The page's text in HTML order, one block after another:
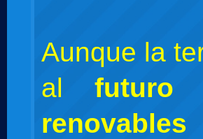
Aunque la
al futuro